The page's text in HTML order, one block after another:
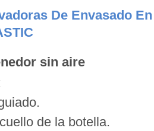
De Envasado
sin aire
de la botella.